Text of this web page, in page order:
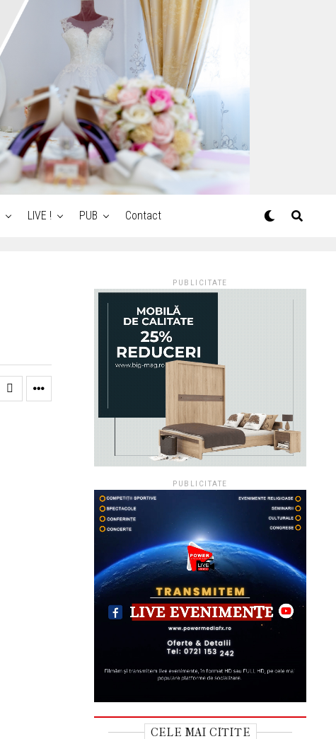
LIVE ! PUB Contact
PUBLICITATE
PUBLICITATE
CELE MAI CITITE